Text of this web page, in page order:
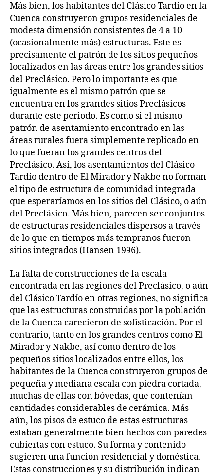
Más bien, los habitantes del Clásico Tardío en la
Cuenca construyeron grupos residenciales de
modesta dimensión consistentes de 4 a 10
(ocasionalmente más) estructuras. Este es
precisamente el patrón de los sitios pequeños
localizados en las áreas entre los grandes sitios
del Preclásico. Pero lo importante es que
igualmente es el mismo patrón que se
encuentra en los grandes sitios Preclásicos
durante este periodo. Es como si el mismo
patrón de asentamiento encontrado en las
áreas rurales fuera simplemente replicado en
lo que fueran los grandes centros del
Preclásico. Así, los asentamientos del Clásico
Tardío dentro de El Mirador y Nakbe no forman
el tipo de estructura de comunidad integrada
que esperaríamos en los sitios del Clásico, o aún
del Preclásico. Más bien, parecen ser conjuntos
de estructuras residenciales dispersos a través
de lo que en tiempos más tempranos fueron
sitios integrados (Hansen 1996).
La falta de construcciones de la escala
encontrada en las regiones del Preclásico, o aún
del Clásico Tardío en otras regiones, no significa
que las estructuras construidas por la población
de la Cuenca carecieron de sofisticación. Por el
contrario, tanto en los grandes centros como El
Mirador y Nakbe, así como dentro de los
pequeños sitios localizados entre ellos, los
habitantes de la Cuenca construyeron grupos de
pequeña y mediana escala con piedra cortada,
muchas de ellas con bóvedas, que contenían
cantidades considerables de cerámica. Más
aún, los pisos de estuco de estas estructuras
estaban generalmente bien hechos con paredes
cubiertas con estuco. Su forma y contenido
sugieren una función residencial y doméstica.
Estas construcciones y su distribución indican